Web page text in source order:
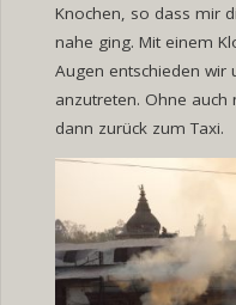
Knochen, so dass mir
nahe ging. Mit einem
Augen entschieden wir
anzutreten. Ohne
dann zurück zum Taxi.